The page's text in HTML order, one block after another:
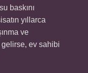
baskını
yıllarca
ve
ev sahibi